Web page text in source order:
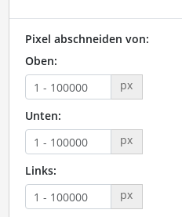
Pixel abschneiden von:
Oben:
px
Unten:
px
Links:
px